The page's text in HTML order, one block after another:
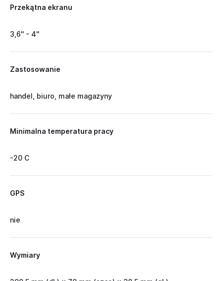
Przekątna ekranu
3,6'' - 4''
Zastosowanie
handel, biuro, małe magazyny
Minimalna temperatura pracy
-20 C
GPS
nie
Wymiary